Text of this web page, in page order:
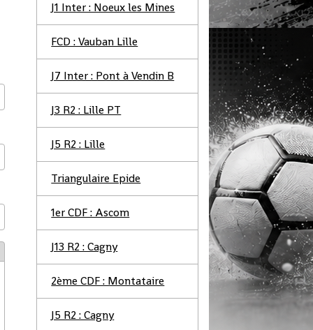
J1 Inter : Noeux les Mines
FCD : Vauban Lille
J7 Inter : Pont à Vendin B
J3 R2 : Lille PT
J5 R2 : Lille
Triangulaire Epide
1er CDF : Ascom
J13 R2 : Cagny
2ème CDF : Montataire
J5 R2 : Cagny